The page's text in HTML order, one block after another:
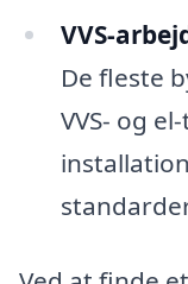
VVS-
De fleste
VVS- og